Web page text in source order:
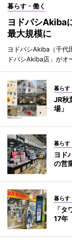
暮らす・働く
ヨドバシAkiba
最大規模に
ヨドバシAkiba（千代
ドバシAkiba店」がオ
暮らす
JR秋
場」
暮らす
ヨド
の営
暮らす
「
17年